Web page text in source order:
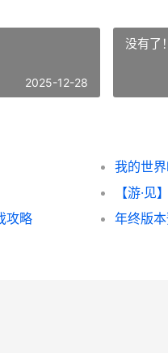
2025-12-28
没有了！
我的世
攻略
年终版本